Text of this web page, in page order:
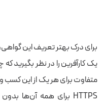
برای درک بهتر تعریف این
یک کارآفرین را در نظر بگیرید
متفاوت برای هر یک از این کسب